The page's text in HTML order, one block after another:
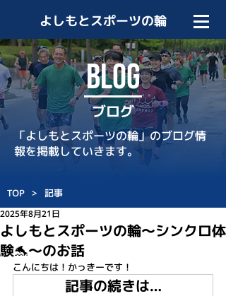
よしもとスポーツの輪
BLOG
ブログ
「よしもとスポーツの輪」のブログ情
報を掲載していきます。
TOP > 記事
よしもとスポーツの輪～シンクロ体
験🐬～のお話
2025年8月21日
こんにちは！かっきーです！
記事の続きは…